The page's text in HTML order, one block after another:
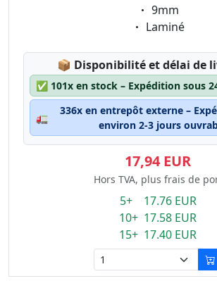
Eigenschaft:
9mm
Eigenschaft:
Laminé
📦 Lagerstatus:
Disponibilité et délai de
✅ 101x en stock – Expédition sous
🚛
336x en entrepôt externe –
environ 2-3 jours
17,94 EUR
Hors TVA, plus frais de
5+ 17.76 EUR
10+ 17.58 EUR
15+ 17.40 EUR